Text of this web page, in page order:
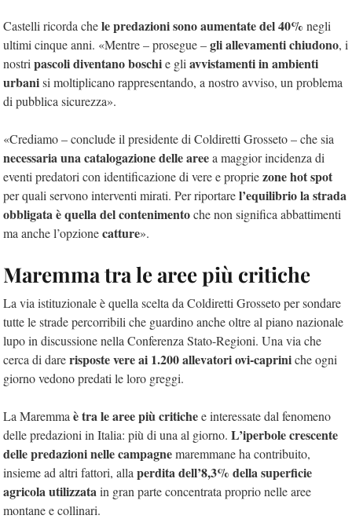
Castelli ricorda chele predazioni sono aumentate del 40% negli
ultimi cinque anni. «Mentre – prosegue –gli allevamenti chiudono, i
nostri pascoli diventano boschie gli avvistamenti in ambienti
urbanisi moltiplicano rappresentando, a nostro avviso, un problema
di pubblica sicurezza».
«Crediamo – conclude il presidente di Coldiretti Grosseto – che sia
necessaria una catalogazione delle areea maggior incidenza di
eventi predatori con identificazione di vere e propriezone hot spot
per quali servono interventi mirati. Per riportarel’equilibrio la strada
obbligata è quella del contenimentoche non significa abbattimenti
ma anche l’opzionecatture».
Maremma tra le aree più critiche
La via istituzionale è quella scelta da Coldiretti Grosseto per sondare
tutte le strade percorribili che guardino anche oltre al piano nazionale
lupo in discussione nella Conferenza Stato-Regioni. Una via che
cerca di darerisposte vere ai 1.200 allevatori ovi-capriniche ogni
giorno vedono predati le loro greggi.
La Maremma è tra le aree più critichee interessate dal fenomeno
delle predazioni in Italia: più di una al giorno. L’iperbole crescente
delle predazioni nelle campagnemaremmane ha contribuito,
insieme ad altri fattori, alla perdita dell’8,3% della superficie
agricola utilizzatain gran parte concentrata proprio nelle aree
montane e collinari.